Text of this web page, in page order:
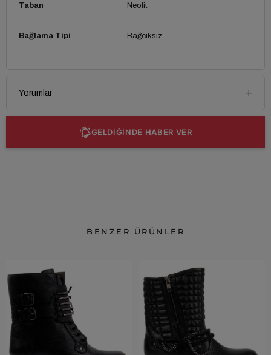
Taban Neolit
Bağlama Tipi Bağcıksız
Yorumlar
GELDİĞİNDE HABER VER
BENZER ÜRÜNLER